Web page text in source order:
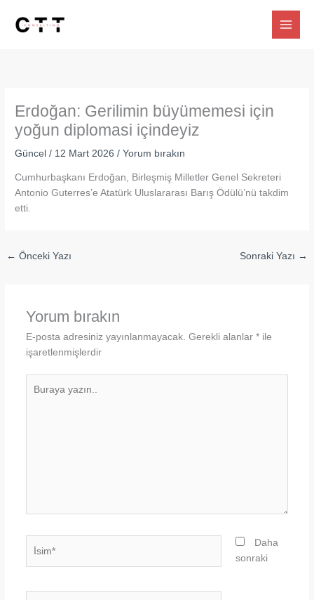
Erdoğan: Gerilimin büyümemesi için
yoğun diplomasi içindeyiz
Güncel / 12 Mart 2026/Yorum bırakın
Cumhurbaşkanı Erdoğan, Birleşmiş Milletler Genel Sekreteri
Antonio Guterres’e Atatürk Uluslararası Barış Ödülü’nü takdim
etti.
← Önceki Yazı Sonraki Yazı →
Yorum bırakın
E-posta adresiniz yayınlanmayacak. Gerekli alanlar *ile
işaretlenmişlerdir
Daha
sonraki